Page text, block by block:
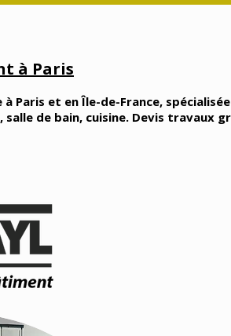
à Paris
Paris et en Île-de-France,
de bain, cuisine. Devis travaux